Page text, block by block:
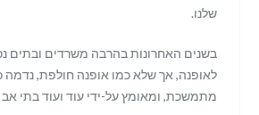
שלנו.
בשנים האחרונות בהרבה משרדים ובתים
לאופנה, אך שלא כמו אופנה חולפת, נדמה
מתמשכת, ומאומץ על-ידי עוד ועוד בתי